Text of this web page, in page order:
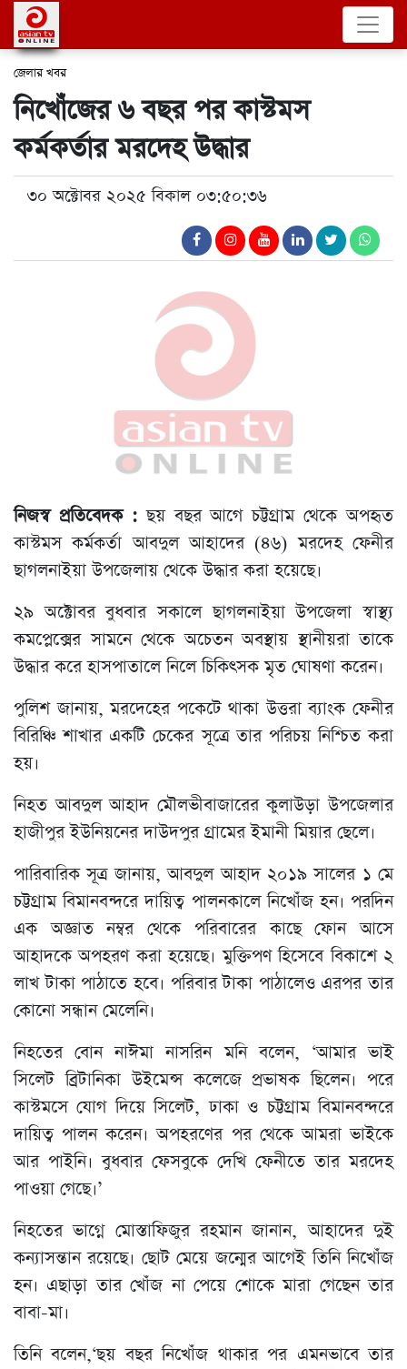
জেলার খবর
নিখোঁজের ৬ বছর পর কাস্টমস
কর্মকর্তার মরদেহ উদ্ধার
৩০ অক্টোবর ২০২৫ বিকাল ০৩:৫০:৩৬
নিজস্ব প্রতিবেদক :ছয় বছর আগে চট্টগ্রাম থেকে অপহৃত
কাস্টমস কর্মকর্তা আবদুল আহাদের (৪৬) মরদেহ ফেনীর
ছাগলনাইয়া উপজেলায় থেকে উদ্ধার করা হয়েছে।
২৯ অক্টোবর বুধবার সকালে ছাগলনাইয়া উপজেলা স্বাস্থ্য
কমপ্লেক্সের সামনে থেকে অচেতন অবস্থায় স্থানীয়রা তাকে
উদ্ধার করে হাসপাতালে নিলে চিকিৎসক মৃত ঘোষণা করেন।
পুলিশ জানায়, মরদেহের পকেটে থাকা উত্তরা ব্যাংক ফেনীর
বিরিঞ্চি শাখার একটি চেকের সূত্রে তার পরিচয় নিশ্চিত করা
হয়।
নিহত আবদুল আহাদ মৌলভীবাজারের কুলাউড়া উপজেলার
হাজীপুর ইউনিয়নের দাউদপুর গ্রামের ইমানী মিয়ার ছেলে।
পারিবারিক সূত্র জানায়, আবদুল আহাদ ২০১৯ সালের ১ মে
চট্টগ্রাম বিমানবন্দরে দায়িত্ব পালনকালে নিখোঁজ হন। পরদিন
এক অজ্ঞাত নম্বর থেকে পরিবারের কাছে ফোন আসে
আহাদকে অপহরণ করা হয়েছে। মুক্তিপণ হিসেবে বিকাশে ২
লাখ টাকা পাঠাতে হবে। পরিবার টাকা পাঠালেও এরপর তার
কোনো সন্ধান মেলেনি।
নিহতের বোন নাঈমা নাসরিন মনি বলেন, ‘আমার ভাই
সিলেট ব্রিটানিকা উইমেন্স কলেজে প্রভাষক ছিলেন। পরে
কাস্টমসে যোগ দিয়ে সিলেট, ঢাকা ও চট্টগ্রাম বিমানবন্দরে
দায়িত্ব পালন করেন। অপহরণের পর থেকে আমরা ভাইকে
আর পাইনি। বুধবার ফেসবুকে দেখি ফেনীতে তার মরদেহ
পাওয়া গেছে।’
নিহতের ভাগ্নে মোস্তাফিজুর রহমান জানান, আহাদের দুই
কন্যাসন্তান রয়েছে। ছোট মেয়ে জন্মের আগেই তিনি নিখোঁজ
হন। এছাড়া তার খোঁজ না পেয়ে শোকে মারা গেছেন তার
বাবা-মা।
তিনি বলেন,‘ছয় বছর নিখোঁজ থাকার পর এমনভাবে তার